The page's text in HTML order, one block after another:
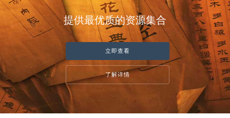
提供最优质的资源集合
立即查看
了解详情